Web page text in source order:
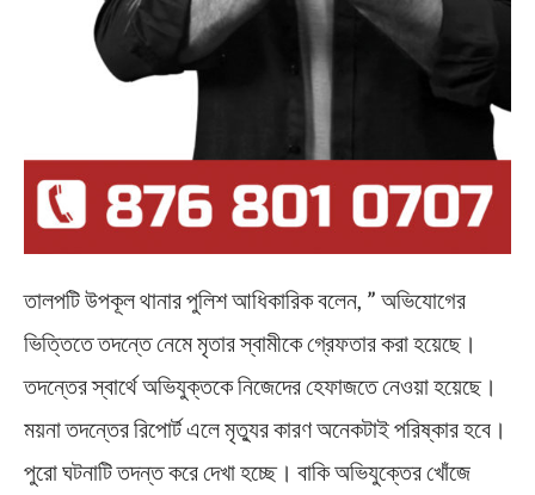
তালপটি উপকূল থানার পুলিশ আধিকারিক বলেন, ” অভিযোগের
ভিত্তিতে তদন্তে নেমে মৃতার স্বামীকে গ্রেফতার করা হয়েছে।
তদন্তের স্বার্থে অভিযুক্তকে নিজেদের হেফাজতে নেওয়া হয়েছে।
ময়না তদন্তের রিপোর্ট এলে মৃত্যুর কারণ অনেকটাই পরিষ্কার হবে।
পুরো ঘটনাটি তদন্ত করে দেখা হচ্ছে। বাকি অভিযুক্তের খোঁজে